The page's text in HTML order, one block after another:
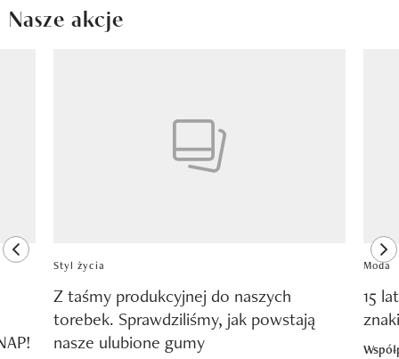
Nasze akcje
previous element
Styl życia
Z taśmy produkcyjnej do naszych
torebek. Sprawdziliśmy, jak powstają
nasze ulubione gumy
Moda
15